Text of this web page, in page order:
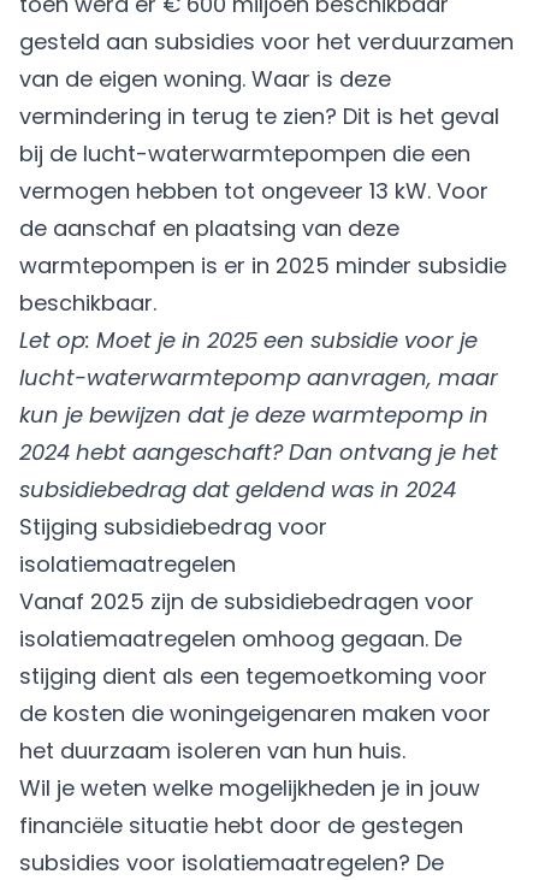
gesteld aan subsidies voor het verduurzamen
van de eigen woning. Waar is deze
vermindering in terug te zien? Dit is het geval
bij de lucht-waterwarmtepompen die een
vermogen hebben tot ongeveer 13 kW. Voor
de aanschaf en plaatsing van deze
warmtepompen is er in 2025 minder subsidie
beschikbaar.
Let op: Moet je in 2025 een subsidie voor je
lucht-waterwarmtepomp aanvragen, maar
kun je bewijzen dat je deze warmtepomp in
2024 hebt aangeschaft? Dan ontvang je het
subsidiebedrag dat geldend was in 2024
Stijging subsidiebedrag voor
isolatiemaatregelen
Vanaf 2025 zijn de subsidiebedragen voor
isolatiemaatregelen omhoog gegaan. De
stijging dient als een tegemoetkoming voor
de kosten die woningeigenaren maken voor
het duurzaam isoleren van hun huis.
Wil je weten welke mogelijkheden je in jouw
financiële situatie hebt door de gestegen
subsidies voor isolatiemaatregelen? De